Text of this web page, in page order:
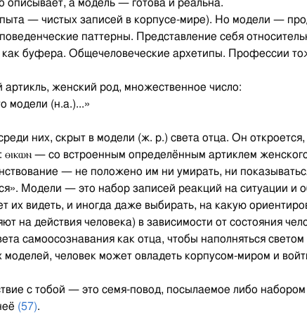
описывает, а модель — готова и реальна.
— чистых записей в корпусе-мире). Но модели —
паттерны. Представление себя
буфера. Общечеловеческие архетипы. Профессии
женский род, множественное число:
модели (н.а.)...»
них, скрыт в модели (ж. р.) света отца. Он
ⲑⲓⲕⲱⲛ — со встроенным определённым артиклем
— не положено им ни умирать, ни
Модели — это набор записей реакций на ситуации и
видеть, и иногда даже выбирать, на какую
на действия человека) в зависимости от состояния
самоосознавания как отца, чтобы наполняться
человек может овладеть корпусом-миром и
с тобой — это семя-повод, посылаемое либо
(57).